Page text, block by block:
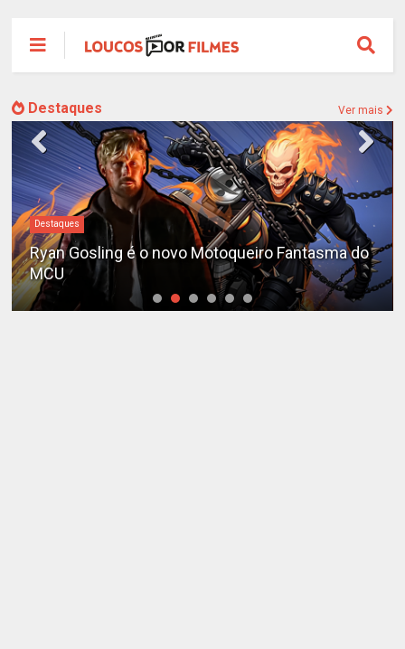
Destaques Ver mais
#DC
Sequência de "The Batman" ganha teaser e é
adiada para 2028